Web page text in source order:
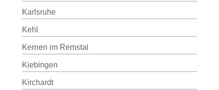
Karlsruhe
Kehl
Kernen im Remstal
Kiebingen
Kirchardt